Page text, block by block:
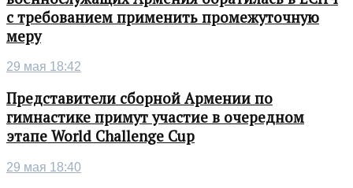
с требованием применить промежуточную
меру
29 мая 18:42
Представители сборной Армении по
гимнастике примут участие в очередном
этапе World Challenge Cup
29 мая 18:40